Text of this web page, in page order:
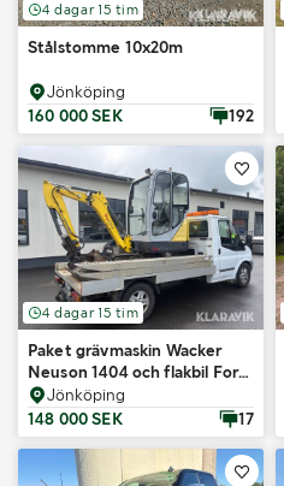
4 dagar 15 tim
Stålstomme 10x20m
Jönköping
160 000 SEK
192
4 dagar 15 tim
Paket grävmaskin Wacker
Neuson 1404 och flakbil Ford
Transit
Jönköping
148 000 SEK
17